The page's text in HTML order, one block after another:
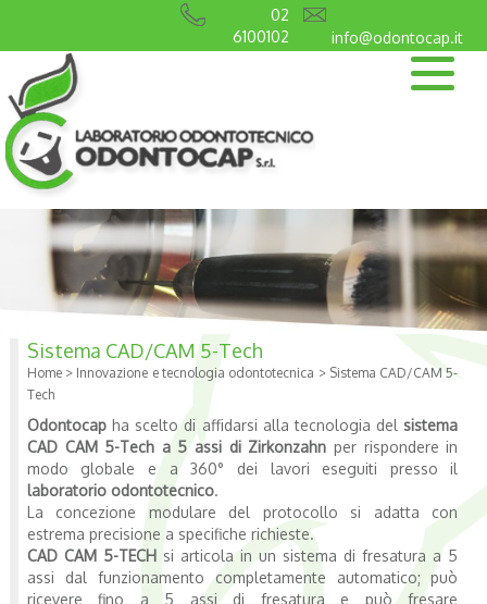
info@odontocap.it
02
6100102
Sistema CAD/CAM 5-Tech
Home> Innovazione e tecnologia odontotecnica > Sistema CAD/CAM 5-
Tech
Odontocapha scelto di affidarsi alla tecnologia del sistema
CAD CAM 5-Tech a 5 assi di Zirkonzahn per rispondere in
modo globale e a 360° dei lavori eseguiti presso il
laboratorio odontotecnico.
La concezione modulare del protocollo si adatta con
estrema precisione a specifiche richieste.
CAD CAM 5-TECHsi articola in un sistema di fresatura a 5
assi dal funzionamento completamente automatico; può
ricevere fino a 5 assi di fresatura e può fresare